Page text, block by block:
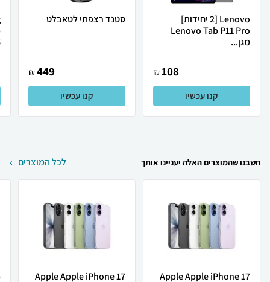
Lenovo [2 יחידות]
Lenovo Tab P11 Pro
מגן...
108
₪
קנו עכשיו
סטנד רצפתי לטאבלט
449
₪
קנו עכשיו
חשבנו שהמוצרים האלה יעניינו אותך לכל המוצרים
Apple Apple iPhone 17
Apple Apple iPhone 17